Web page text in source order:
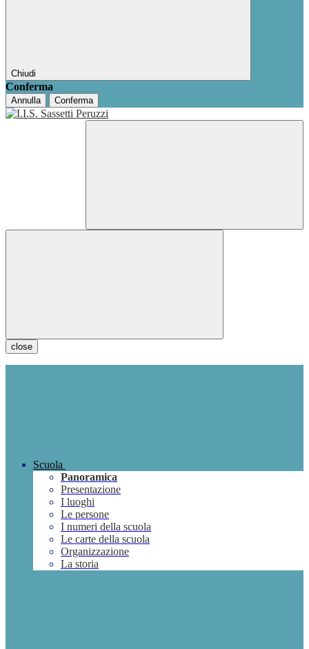
Chiudi
Conferma
Annulla Conferma
close
Scuola
Panoramica
Presentazione
I luoghi
Le persone
I numeri della scuola
Le carte della scuola
Organizzazione
La storia